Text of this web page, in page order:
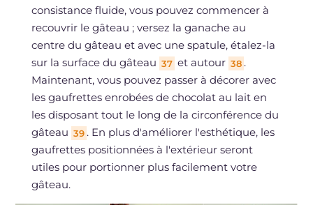
consistance fluide, vous pouvez commencer à
recouvrir le gâteau ; versez la ganache au
centre du gâteau et avec une spatule, étalez-la
sur la surface du gâteau 37 et autour 38 .
Maintenant, vous pouvez passer à décorer avec
les gaufrettes enrobées de chocolat au lait en
les disposant tout le long de la circonférence du
gâteau 39 . En plus d'améliorer l'esthétique, les
gaufrettes positionnées à l'extérieur seront
utiles pour portionner plus facilement votre
gâteau.